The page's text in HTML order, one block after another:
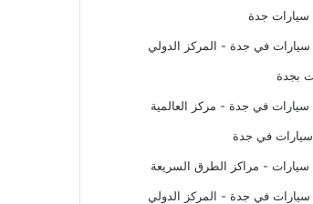
جدة
سيارات في جدة - المركز الدولي
بجدة
في جدة - مركز العالمية
في جدة
- مراكز الطرق السريعة
سيارات في جدة - المركز الدولي